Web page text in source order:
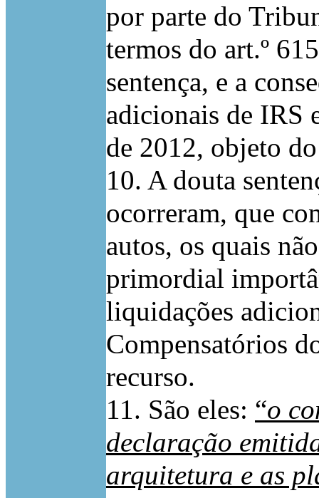
por parte do
termos do art.º
sentença, e a
adicionais de IRS
de 2012, objeto
10. A douta
ocorreram, que
autos, os quais
primordial
liquidações
Compensatórios
recurso.
11. São eles: “o
declaração
arquitetura e as